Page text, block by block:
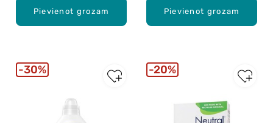
Pievienot grozam Pievienot grozam
30% 20%